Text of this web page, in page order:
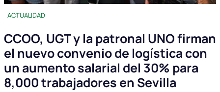
ACTUALIDAD
CCOO, UGT y la patronal UNO firman
el nuevo convenio de logística con
un aumento salarial del 30% para
8,000 trabajadores en Sevilla